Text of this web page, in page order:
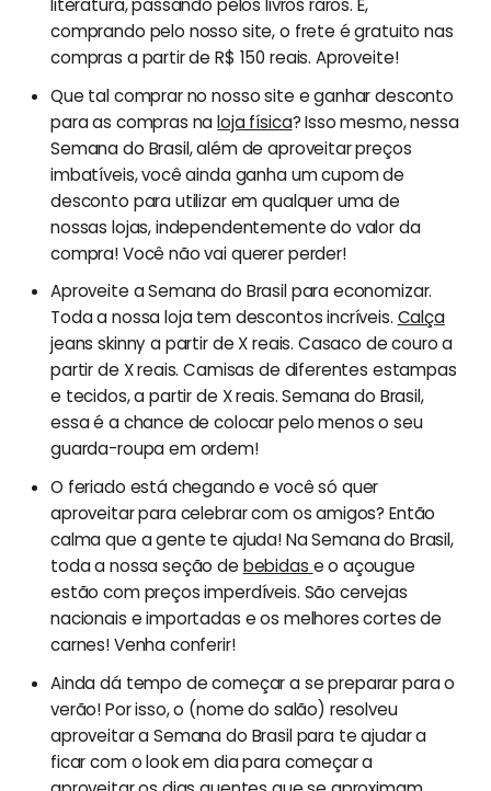
literatura, passando pelos livros raros. E,
comprando pelo nosso site, o frete é gratuito nas
compras a partir de R$ 150 reais. Aproveite!
Que tal comprar no nosso site e ganhar desconto
para as compras naloja física? Isso mesmo, nessa
Semana do Brasil, além de aproveitar preços
imbatíveis, você ainda ganha um cupom de
desconto para utilizar em qualquer uma de
nossas lojas, independentemente do valor da
compra! Você não vai querer perder!
Aproveite a Semana do Brasil para economizar.
Toda a nossa loja tem descontos incríveis. Calça
jeans skinny a partir de X reais. Casaco de couro a
partir de X reais. Camisas de diferentes estampas
e tecidos, a partir de X reais. Semana do Brasil,
essa é a chance de colocar pelo menos o seu
guarda-roupa em ordem!
O feriado está chegando e você só quer
aproveitar para celebrar com os amigos? Então
calma que a gente te ajuda! Na Semana do Brasil,
toda a nossa seção de bebidas e o açougue
estão com preços imperdíveis. São cervejas
nacionais e importadas e os melhores cortes de
carnes! Venha conferir!
Ainda dá tempo de começar a se preparar para o
verão! Por isso, o (nome do salão) resolveu
aproveitar a Semana do Brasil para te ajudar a
ficar com o look em dia para começar a